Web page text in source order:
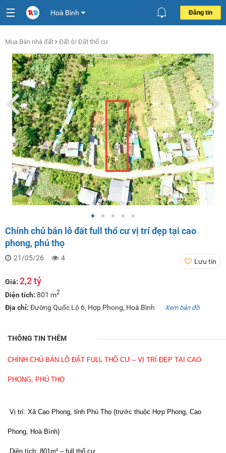
Hoà Bình Đăng tin
Mua Bán nhà đất Đất ở/ Đất thổ cư
Chính chủ bán lô đất full thổ cư vị trí đẹp tại cao
phong, phú thọ
21/05/26 4 Lưu tin
Giá: 2,2 tỷ
Diện tích: 801 m2
Địa chỉ: Đường Quốc Lộ 6, Hợp Phong, Hoà Bình Xem bản đồ
THÔNG TIN THÊM
CHÍNH CHỦ BÁN LÔ ĐẤT FULL THỔ CƯ – VỊ TRÍ ĐẸP TẠI CAO
PHONG, PHÚ THỌ
Vị trí: Xã Cao Phong, tỉnh Phú Thọ (trước thuộc Hợp Phong, Cao
Phong, Hoà Bình)
Diện tích: 801m² – full thổ cư